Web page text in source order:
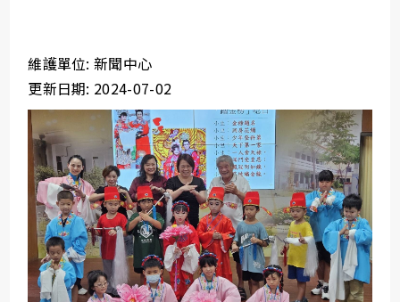
維護單位: 新聞中心
更新日期: 2024-07-02